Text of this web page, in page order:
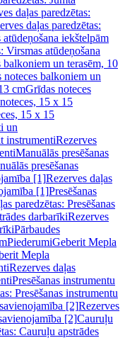
daļas paredzētas:
daļas paredzētas:
atūdeņošana iekštelpām
Virsmas atūdeņošana
balkoniem un terasēm, 10
noteces balkoniem un
cmGrīdas noteces
15 x 15
15 x 15
un
instrumentiRezerves
Manuālās presēšanas
presēšanas
[1]Rezerves daļas
[1]Presēšanas
paredzētas: Presēšanas
darbarīkiRezerves
Pārbaudes
PiederumiGeberit Mepla
Mepla
Rezerves daļas
Presēšanas instrumentu
Presēšanas instrumentu
[2]Rezerves
[2]Cauruļu
Cauruļu apstrādes